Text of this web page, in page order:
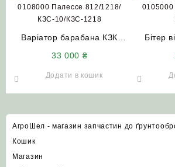
Варіатор барабана КЗК
33 000 ₴
Додати в кошик
Бітер
АгроШел - магазин запчастин до
Кошик
Магазин